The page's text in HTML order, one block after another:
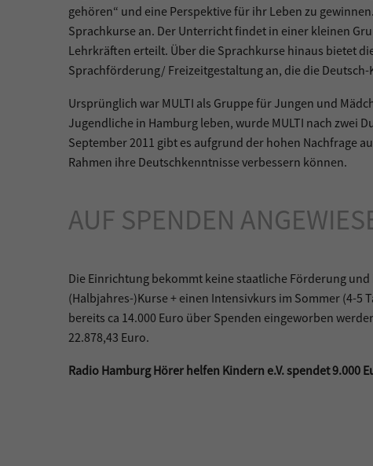
gehören“ und eine Perspektive für ihr Leben zu
Sprachkurse an. Der Unterricht findet in einer kleinen
Lehrkräften erteilt. Über die Sprachkurse hinaus bietet
Sprachförderung/ Freizeitgestaltung an, die die
Ursprünglich war MULTI als Gruppe für Jungen und
Jugendliche in Hamburg leben, wurde MULTI nach zwei
September 2011 gibt es aufgrund der hohen Nachfrage
Rahmen ihre Deutschkenntnisse verbessern können.
AUF SPENDEN
Die Einrichtung bekommt keine staatliche Förderung
(Halbjahres-)Kurse + einen Intensivkurs im Sommer (4-5
bereits ca 14.000 Euro über Spenden eingeworben
22.878,43 Euro.
Radio Hamburg Hörer helfen Kindern e.V. spendet 9.000